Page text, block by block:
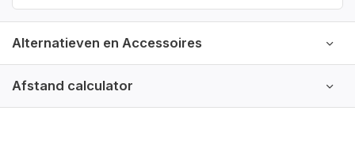
Alternatieven en Accessoires
Afstand calculator